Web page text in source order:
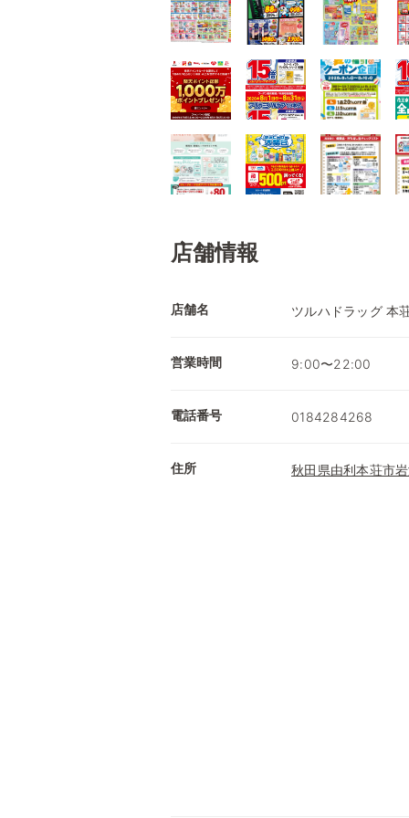
店舗情報
店舗名 ツルハドラッグ 本
営業時間 9:00〜22:00
電話番号 0184284268
住所 秋田県由利本荘市